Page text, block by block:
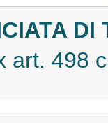
art. 498